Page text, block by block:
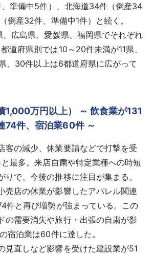
準備中5件）、北海道34件（倒産34
倒産32件、準備中1件）と続く。
広島県、愛媛県、福岡県でそれぞれ
道府県別では10～20件未満が11県、
、30件以上は6都道府県に広がって
1,000万円以上） ～ 飲食業が131
74件、宿泊業60件 ～
客の減少、休業要請などで打撃を受
最多。来店自粛や特定業種への時短
りで、今後の推移に注目が集まる。
売店の休業が影響したアパレル関連
件と再び増勢が強まっている。この
の需要消失や旅行・出張の自粛が影
宿泊業は60件に達した。
見直しなど影響を受けた建設業が51